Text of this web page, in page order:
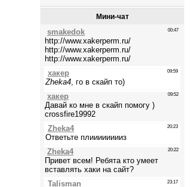
Мини-чат